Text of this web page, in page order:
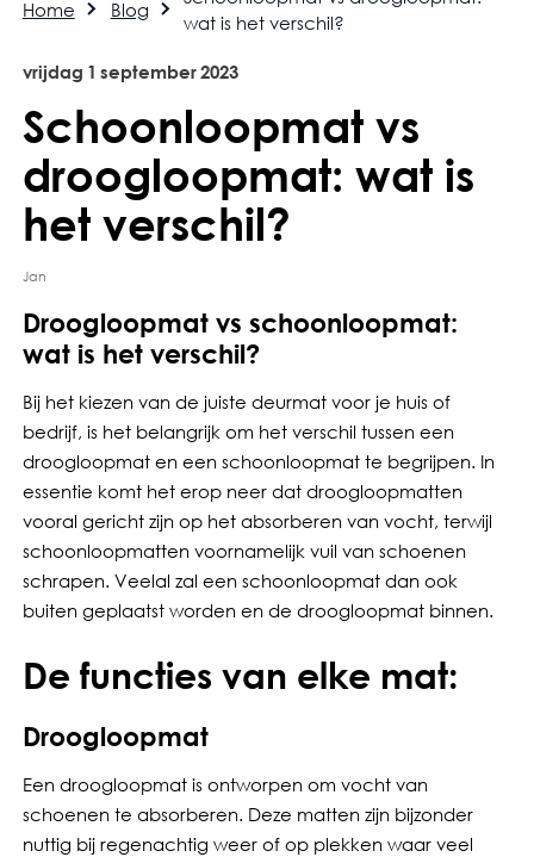
Home Blog
wat is het verschil?
vrijdag 1 september2023
Schoonloopmat vs
droogloopmat: wat is
het verschil?
Jan
Droogloopmat vs schoonloopmat:
wat is het verschil?
Bij het kiezen van de juiste deurmat voor je huis of
bedrijf, is het belangrijk om het verschil tussen een
droogloopmat en een schoonloopmat te begrijpen. In
essentie komt het erop neer dat droogloopmatten
vooral gericht zijn op het absorberen van vocht, terwijl
schoonloopmatten voornamelijk vuil van schoenen
schrapen. Veelal zal een schoonloopmat dan ook
buiten geplaatst worden en de droogloopmat binnen.
De functies van elke mat:
Droogloopmat
Een droogloopmat is ontworpen om vocht van
schoenen te absorberen. Deze matten zijn bijzonder
nuttig bij regenachtig weer of op plekken waar veel